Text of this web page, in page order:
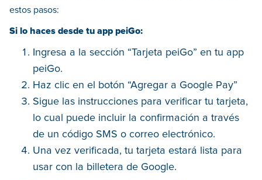
estos pasos:
Si lo haces desde tu app peiGo:
Ingresa a la sección “Tarjeta peiGo” en tu app
peiGo.
Haz clic en el botón “Agregar a Google Pay”
Sigue las instrucciones para verificar tu tarjeta,
lo cual puede incluir la confirmación a través
de un código SMS o correo electrónico.
Una vez verificada, tu tarjeta estará lista para
usar con la billetera de Google.